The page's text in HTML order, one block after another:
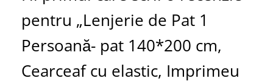
pentru „Lenjerie de Pat 1
Persoană- pat 140*200 cm,
Cearceaf cu elastic, Imprimeu